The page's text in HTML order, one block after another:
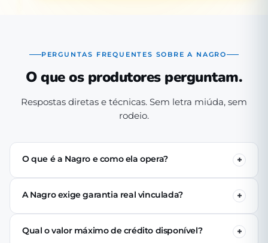
PERGUNTAS FREQUENTES SOBRE A NAGRO
O que os produtores perguntam.
Respostas diretas e técnicas. Sem letra miúda, sem
rodeio.
O que é a Nagro e como ela opera?
A Nagro é uma Sociedade de Crédito Direto (SCD)
autorizada pelo Banco Central, especializada em crédito
se cadastra pelo app, passa pela análise técnica de perfil
produtivo e (se aprovado) recebe o crédito via PIX em até
A Nagro exige garantia real vinculada?
Não. Nenhuma linha de crédito da Nagro exige penhor
de terra, rebanho ou maquinário. A análise é baseada no
perfil produtivo do tomador — histórico, capacidade de
Qual o valor máximo de crédito disponível?